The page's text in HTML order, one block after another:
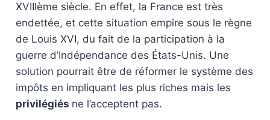
XVIIIème siècle. En effet, la France est très
endettée, et cette situation empire sous le règne
de Louis XVI, du fait de la participation à la
guerre d’Indépendance des États-Unis. Une
solution pourrait être de réformer le système des
impôts en impliquant les plus riches mais les
privilégiés ne l’acceptent pas.